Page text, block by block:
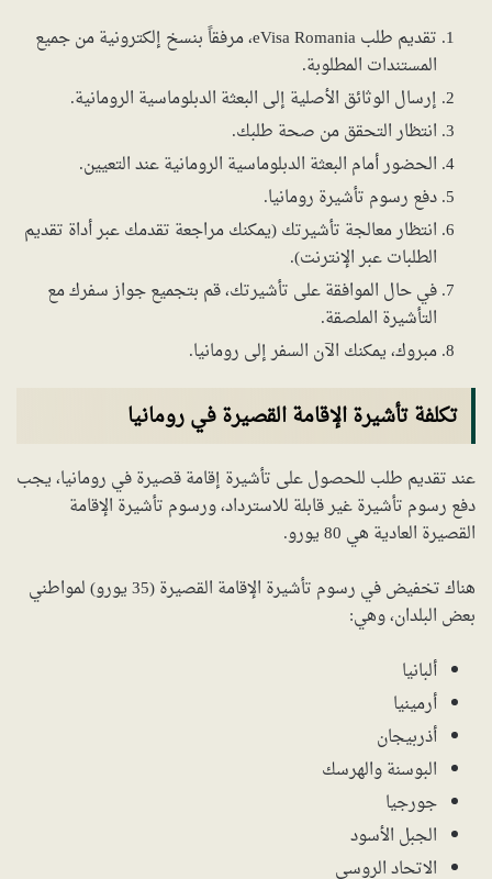
تقديم طلب eVisa Romania، مرفقاً بنسخ إلكترونية من جميع
المستندات المطلوبة.
إرسال الوثائق الأصلية إلى البعثة الدبلوماسية الرومانية.
انتظار التحقق من صحة طلبك.
الحضور أمام البعثة الدبلوماسية الرومانية عند التعيين.
دفع رسوم تأشيرة رومانيا.
انتظار معالجة تأشيرتك (يمكنك مراجعة تقدمك عبر أداة تقديم
الطلبات عبر الإنترنت).
في حال الموافقة على تأشيرتك، قم بتجميع جواز سفرك مع
التأشيرة الملصقة.
مبروك، يمكنك الآن السفر إلى رومانيا.
تكلفة تأشيرة الإقامة القصيرة في رومانيا
عند تقديم طلب للحصول على تأشيرة إقامة قصيرة في رومانيا، يجب
دفع رسوم تأشيرة غير قابلة للاسترداد، ورسوم تأشيرة الإقامة
القصيرة العادية هي 80 يورو.
هناك تخفيض في رسوم تأشيرة الإقامة القصيرة (35 يورو) لمواطني
بعض البلدان، وهي:
ألبانيا
أرمينيا
أذربيجان
البوسنة والهرسك
جورجيا
الجبل الأسود
الاتحاد الروسي